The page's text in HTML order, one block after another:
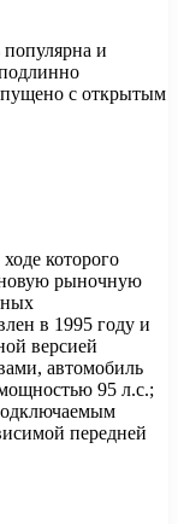
и
с открытым
которого
новую рыночную
в 1995 году и
версией
автомобиль
95 л.с.;
передней